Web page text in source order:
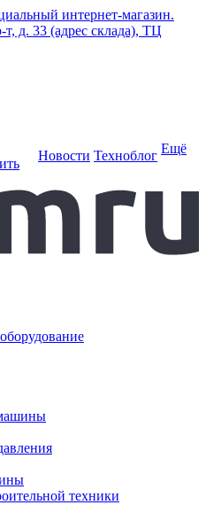
интернет-магазин.
д. 33 (адрес склада), ТЦ
Новости Техноблог Ещё
техники